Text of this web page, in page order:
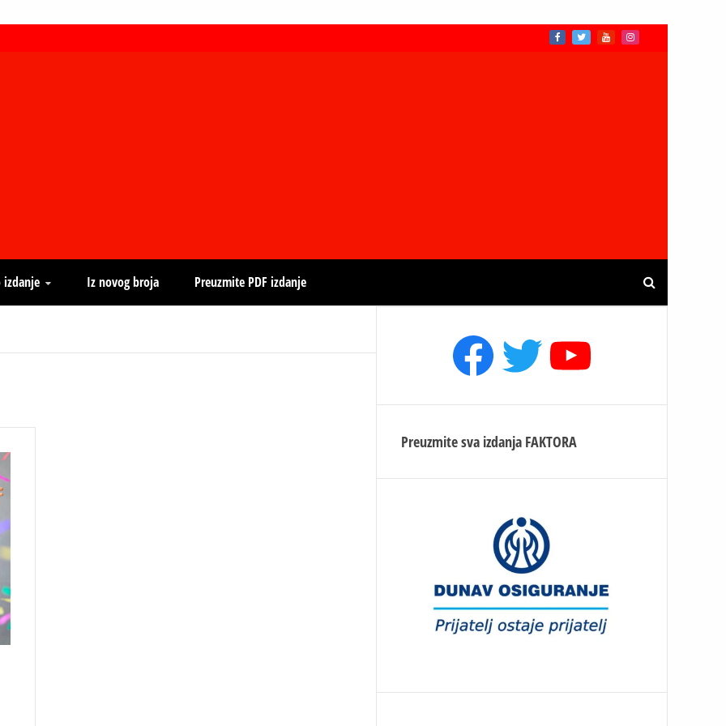
izdanje Iz novog broja Preuzmite PDF izdanje
Facebook
TwitterYouTube
Preuzmite sva izdanja FAKTORA